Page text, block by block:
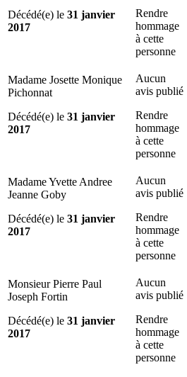
Décédé(e) le 31 janvier
2017
Rendre
hommage
à cette
personne
Madame Josette Monique
Pichonnat
Décédé(e) le 31 janvier
2017
Aucun
avis publié
Rendre
hommage
à cette
personne
Madame Yvette Andree
Jeanne Goby
Décédé(e) le 31 janvier
2017
Aucun
avis publié
Rendre
hommage
à cette
personne
Monsieur Pierre Paul
Joseph Fortin
Décédé(e) le 31 janvier
2017
Aucun
avis publié
Rendre
hommage
à cette
personne